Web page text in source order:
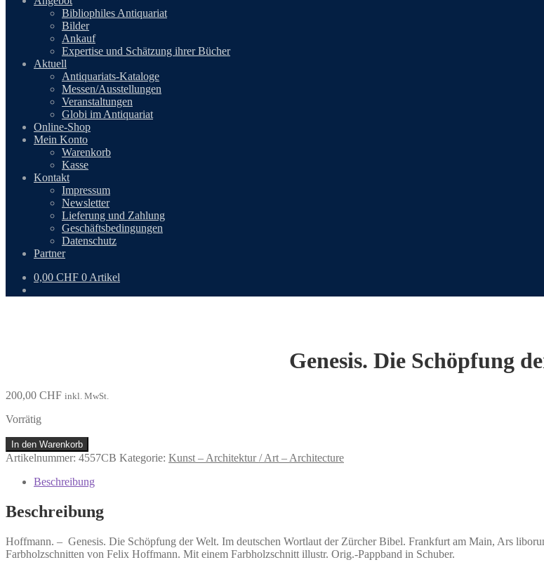
Bibliophiles Antiquariat
Bilder
Ankauf
Expertise und Schätzung ihrer Bücher
Aktuell
Antiquariats-Kataloge
Messen/Ausstellungen
Veranstaltungen
Globi im Antiquariat
Online-Shop
Mein Konto
Warenkorb
Kasse
Kontakt
Impressum
Newsletter
Lieferung und Zahlung
Geschäftsbedingungen
Datenschutz
Partner
0,00 CHF 0 Artikel
Genesis. Die Schöpfung
200,00 CHF inkl. MwSt.
Vorrätig
Genesis.
Die
Menge
In den Warenkorb
Artikelnummer: 4557CB Kategorie: Kunst – Architektur / Art – Architecture
Beschreibung
Beschreibung
Hoffmann. – Genesis. Die Schöpfung der Welt. Im deutschen Wortlaut der Zürcher Bibel. Frankfurt am Main, Ars
Farbholzschnitten von Felix Hoffmann. Mit einem Farbholzschnitt illustr. Orig.-Pappband in Schuber.